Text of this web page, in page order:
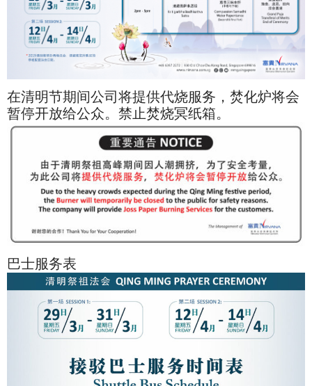
在清明节期间公司将提供代烧服务，焚化炉将会
暂停开放给公众。禁止焚烧冥纸箱。
巴士服务表